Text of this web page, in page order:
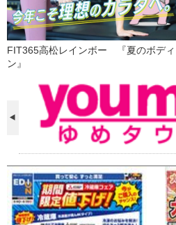
FIT365高松レインボー 『夏のボデ
ン』